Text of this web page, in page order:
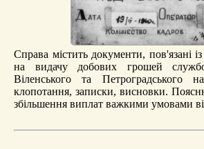
Справа містить документи, пов'язані
на видачу добових грошей
Віленського та Петроградського
клопотання, записки, висновки.
збільшення виплат важкими умовами